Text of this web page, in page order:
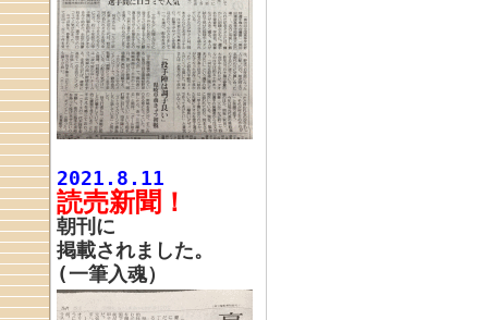
2021.8.11
読売新聞！
朝刊に
掲載されました。
(一筆入魂）